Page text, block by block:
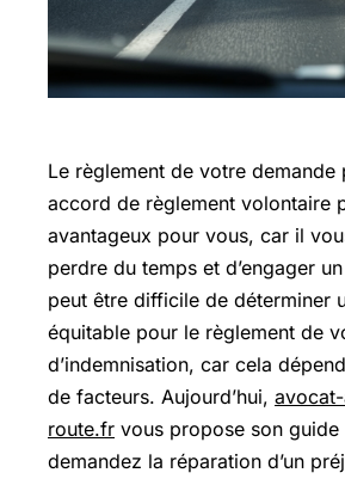
Le règlement de votre demande
accord de règlement volontaire
avantageux pour vous, car il
perdre du temps et d’engager
peut être difficile de déterminer
équitable pour le règlement de
d’indemnisation, car cela
de facteurs. Aujourd’hui,
route.fr vous propose son guide
demandez la réparation d’un